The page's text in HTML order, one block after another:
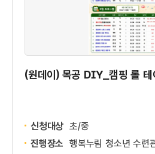
(원데이) 목공 DIY_캠핑 롤 테
신청대상 초/중
진행장소 행복누림 청소년 수련